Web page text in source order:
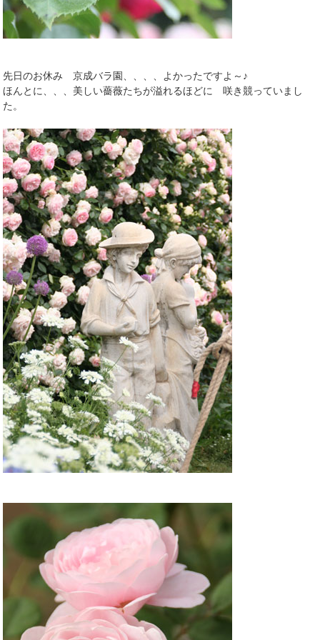
先日のお休み 京成バラ園、、、、よかったですよ～♪
ほんとに、、、美しい薔薇たちが溢れるほどに 咲き競っていまし
た。